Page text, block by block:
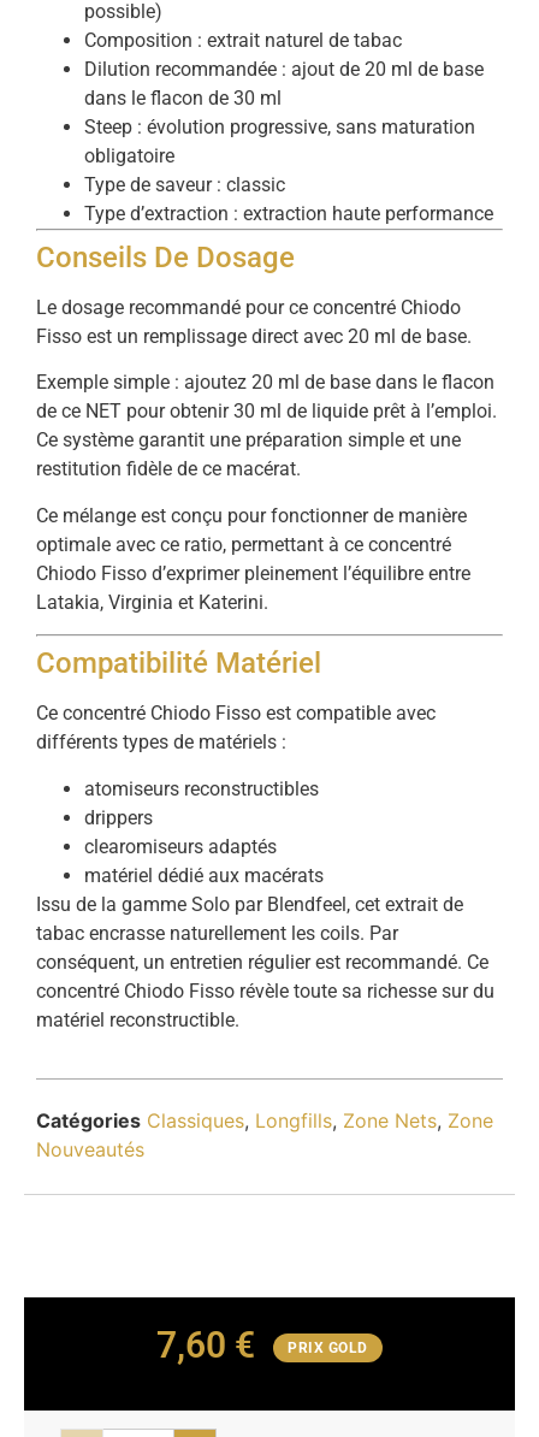
possible)
Composition : extrait naturel de tabac
Dilution recommandée : ajout de 20 ml de base
dans le flacon de 30 ml
Steep : évolution progressive, sans maturation
obligatoire
Type de saveur : classic
Type d’extraction : extraction haute performance
Conseils De Dosage
Le dosage recommandé pour ce concentré Chiodo
Fisso est un remplissage direct avec 20 ml de base.
Exemple simple : ajoutez 20 ml de base dans le flacon
de ce NET pour obtenir 30 ml de liquide prêt à l’emploi.
Ce système garantit une préparation simple et une
restitution fidèle de ce macérat.
Ce mélange est conçu pour fonctionner de manière
optimale avec ce ratio, permettant à ce concentré
Chiodo Fisso d’exprimer pleinement l’équilibre entre
Latakia, Virginia et Katerini.
Compatibilité Matériel
Ce concentré Chiodo Fisso est compatible avec
différents types de matériels :
atomiseurs reconstructibles
drippers
clearomiseurs adaptés
matériel dédié aux macérats
Issu de la gamme Solo par Blendfeel, cet extrait de
tabac encrasse naturellement les coils. Par
conséquent, un entretien régulier est recommandé. Ce
concentré Chiodo Fisso révèle toute sa richesse sur du
matériel reconstructible.
Catégories Classiques, Longfills, Zone Nets, Zone
Nouveautés
7,60 € PRIX GOLD